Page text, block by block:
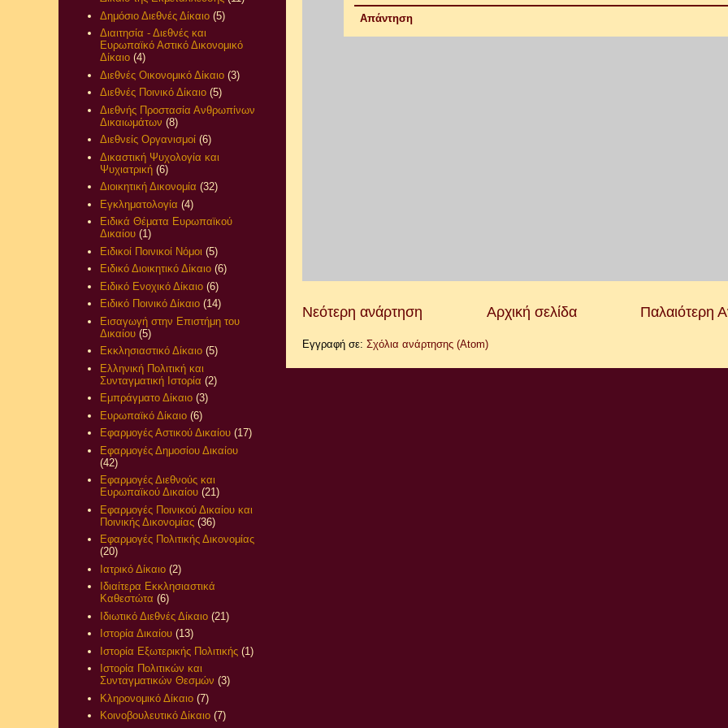
Απάντηση
Νεότερη ανάρτηση Παλαιότερη
Αρχική σελίδα
Εγγραφή σε: Σχόλια ανάρτησης (Atom)
Δημόσιο Διεθνές Δίκαιο (5)
Διαιτησία - Διεθνές και
Ευρωπαϊκό Αστικό Δικονομικό
Δίκαιο (4)
Διεθνές Οικονομικό Δίκαιο (3)
Διεθνές Ποινικό Δίκαιο (5)
Διεθνής Προστασία Ανθρωπίνων
Δικαιωμάτων (8)
Διεθνείς Οργανισμοί (6)
Δικαστική Ψυχολογία και
Ψυχιατρική (6)
Διοικητική Δικονομία (32)
Εγκληματολογία (4)
Ειδικά Θέματα Ευρωπαϊκού
Δικαίου (1)
Ειδικοί Ποινικοί Νόμοι (5)
Ειδικό Διοικητικό Δίκαιο (6)
Ειδικό Ενοχικό Δίκαιο (6)
Ειδικό Ποινικό Δίκαιο (14)
Εισαγωγή στην Επιστήμη του
Δικαίου (5)
Εκκλησιαστικό Δίκαιο (5)
Ελληνική Πολιτική και
Συνταγματική Ιστορία (2)
Εμπράγματο Δίκαιο (3)
Ευρωπαϊκό Δίκαιο (6)
Εφαρμογές Αστικού Δικαίου (17)
Εφαρμογές Δημοσίου Δικαίου
(42)
Εφαρμογές Διεθνούς και
Ευρωπαϊκού Δικαίου (21)
Εφαρμογές Ποινικού Δικαίου και
Ποινικής Δικονομίας (36)
Εφαρμογές Πολιτικής Δικονομίας
(20)
Ιατρικό Δίκαιο (2)
Ιδιαίτερα Εκκλησιαστικά
Καθεστώτα (6)
Ιδιωτικό Διεθνές Δίκαιο (21)
Ιστορία Δικαίου (13)
Ιστορία Εξωτερικής Πολιτικής (1)
Ιστορία Πολιτικών και
Συνταγματικών Θεσμών (3)
Κληρονομικό Δίκαιο (7)
Κοινοβουλευτικό Δίκαιο (7)